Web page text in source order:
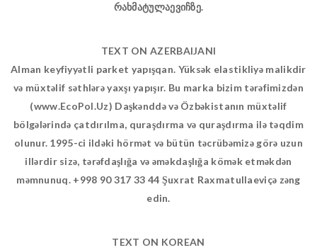
რახმატულაევიჩზე.
TEXT ON AZERBAIJANI
Alman keyfiyyətli parket yapışqan. Yüksək elastikliyə malikdir
və müxtəlif səthlərə yaxşı yapışır. Bu marka bizim tərəfimizdən
(www.EcoPol.Uz) Daşkənddə və Özbəkistanın müxtəlif
bölgələrində çatdırılma, quraşdırma və quraşdırma ilə təqdim
olunur. 1995-ci ildəki hörmət və bütün təcrübəmizə görə uzun
illərdir sizə, tərəfdaşlığa və əməkdaşlığa kömək etməkdən
məmnunuq. +998 90 317 33 44 Şuxrat Raxmatullaeviçə zəng
edin.
TEXT ON KOREAN